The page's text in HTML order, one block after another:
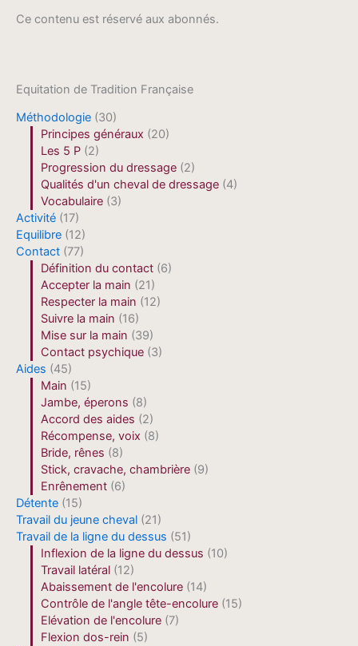
Equitation de Tradition Française
Méthodologie (30)
Principes généraux (20)
Les 5 P (2)
Progression du dressage (2)
Qualités d'un cheval de dressage (4)
Vocabulaire (3)
Activité (17)
Equilibre (12)
Contact (77)
Définition du contact (6)
Accepter la main (21)
Respecter la main (12)
Suivre la main (16)
Mise sur la main (39)
Contact psychique (3)
Aides (45)
Main (15)
Jambe, éperons (8)
Accord des aides (2)
Récompense, voix (8)
Bride, rênes (8)
Stick, cravache, chambrière (9)
Enrênement (6)
Détente (15)
Travail du jeune cheval (21)
Travail de la ligne du dessus (51)
Inflexion de la ligne du dessus (10)
Travail latéral (12)
Abaissement de l'encolure (14)
Contrôle de l'angle tête-encolure (15)
Elévation de l'encolure (7)
Flexion dos-rein (5)
Ce contenu est réservé aux abonnés.